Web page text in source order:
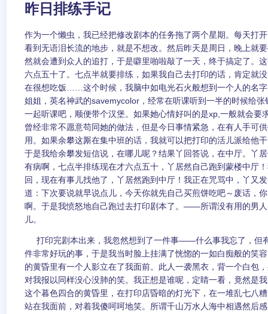
昨日排练手记
作为一个懒虫，我已经把修改剧本的任务拖了两个星期。每天打
看到无语泪长流的地步，就是不想改。然后昨天是周日，晚上就
然就会遭到众人的追打，于是噼里啪啦敲了一天，终于搞定了。
六点五十了。七点半就要排练，如果我自己去打印的话，肯定就
在很想吃饭……这个时候，我脑中如电光石火般想到一个人的名
姐姐，英名神武的savemycolor，经常在听课听到一半的时候给
一起听课吧，顺便带个汉堡。如果她心情好叫的是xp,一般就会
曾经非常不愿意苟同她的做法，但是今日事情紧急，在有人手可
用。如果余攀这厮在集中班的话，我就可以把打印的活儿派给他
于是我给余攀发短信说，在哪儿呢？结果丫回答说，在中厅。丫
有病啊，七点半排练现在才六点五十，丫居然自己跑到蒙楼中厅
回，现在有事儿找他了，丫居然跑到中厅！我正在咒骂中，丫又
道：下次要说就早说点儿，今天你就先自己买煎饼吃吧～废话，
啊。于是我愤怒地自己跑过去打印剧本了。——所谓没有用的男
儿。
打印完剧本出来，我忽然想到了一件事——什么事我忘了，但
件非常好玩的事，于是我当时脸上挂满了恍惚的一如白痴般的笑
的黄昏里有一个人影立在了我面前。此人一袭黑衣，背一个白包
对我报以同样没心没肺的笑。我正想是谁呢，定睛一看，竟然是
这个暮色四合的黄昏里，在打印店昏暗的灯光下，在一堆乱七八
站在我面前，对着我傻呵呵地笑。所谓千山万水人海中相遇然后